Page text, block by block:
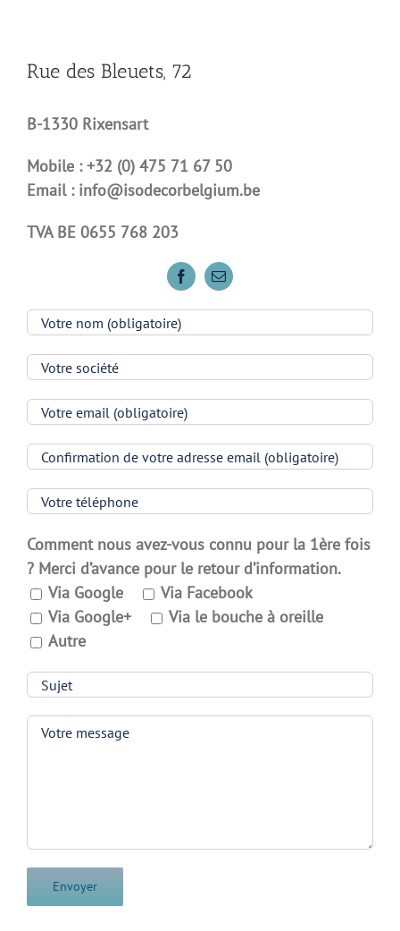
Rue des Bleuets, 72
B-1330 Rixensart
Mobile : +32 (0) 475 71 67 50
Email : info@isodecorbelgium.be
TVA BE 0655 768 203
Comment nous avez-vous connu pour la 1ère fois
? Merci d’avance pour le retour d’information.
Via Google
Via Facebook
Via Google+
Via le bouche à oreille
Autre